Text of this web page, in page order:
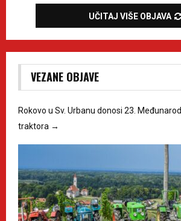
UČITAJ VIŠE OBJAVA
VEZANE OBJAVE
Rokovo u Sv. Urbanu donosi 23.
traktora →